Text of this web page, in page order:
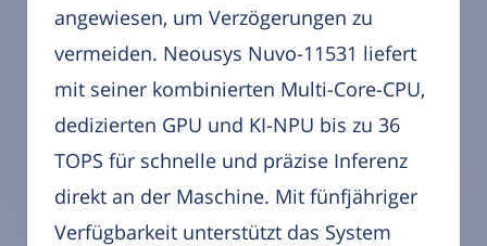
angewiesen, um Verzögerungen zu
vermeiden. Neousys Nuvo-11531 liefert
mit seiner kombinierten Multi-Core-CPU,
dedizierten GPU und KI-NPU bis zu 36
TOPS für schnelle und präzise Inferenz
direkt an der Maschine. Mit fünfjähriger
Verfügbarkeit unterstützt das System